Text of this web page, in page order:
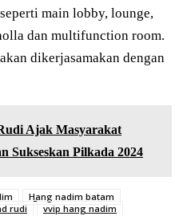
main lobby, lounge,
dan multifunction room.
dikerjasamakan dengan
Ajak Masyarakat
Sukseskan Pilkada 2024
Hang nadim batam
rudi vvip hang nadim